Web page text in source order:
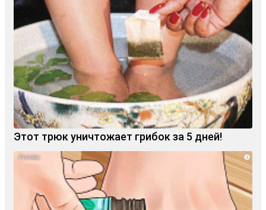
Этот трюк уничтожает грибок за 5 дней!
i